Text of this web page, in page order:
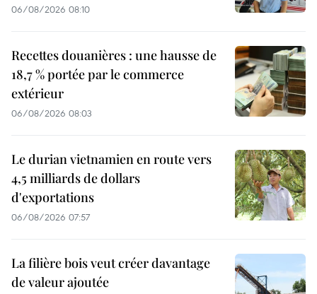
06/08/2026 08:10
Recettes douanières : une hausse de
18,7 % portée par le commerce
extérieur
06/08/2026 08:03
Le durian vietnamien en route vers
4,5 milliards de dollars
d'exportations
06/08/2026 07:57
La filière bois veut créer davantage
de valeur ajoutée